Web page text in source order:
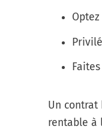
Un contrat
rentable à